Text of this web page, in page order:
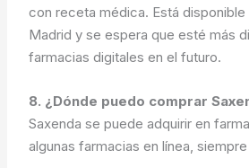
con receta médica. Está
Madrid y se espera que esté más
farmacias digitales en el futuro.
8. ¿Dónde puedo comprar
Saxenda se puede adquirir en
algunas farmacias en línea,